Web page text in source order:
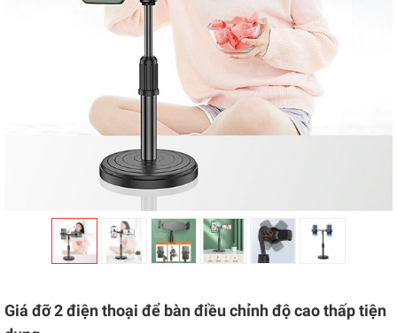
Giá đỡ 2 điện thoại để bàn điều chỉnh độ cao thấp tiện